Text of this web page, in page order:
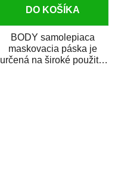
DO KOŠÍKA
BODY samolepiaca
maskovacia páska je
určená na široké použitie